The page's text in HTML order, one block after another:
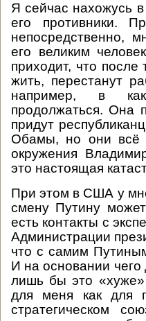
Я сейчас нахожусь
его противники.
непосредственно,
его великим
приходит, что после
жить, перестанут
например, в
продолжаться. Она
придут
Обамы, но они всё
окружения
это настоящая
При этом в США у
смену Путину
есть контакты с
Администрации
что с самим
И на основании чего
лишь бы это «хуже»
для меня как для
стратегическом